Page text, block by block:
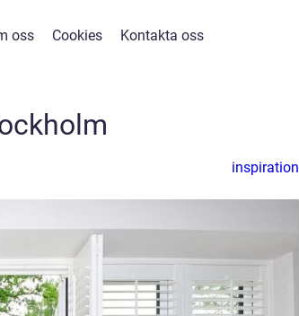
oss Cookies Kontakta oss
inspiration